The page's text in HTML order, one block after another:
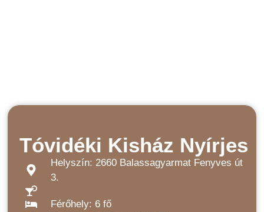
Tóvidéki Kisház Nyírjes
Helyszín: 2660 Balassagyarmat Fenyves út
3.
Férőhely: 6 fő